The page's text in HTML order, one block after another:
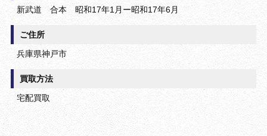
新武道 合本 昭和17年1月ー昭和17年6月
ご住所
兵庫県神戸市
買取方法
宅配買取